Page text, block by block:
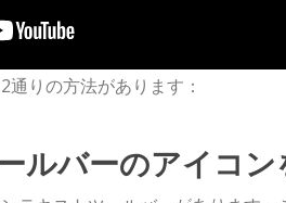
りの方法があります：
ルバーのアイコ